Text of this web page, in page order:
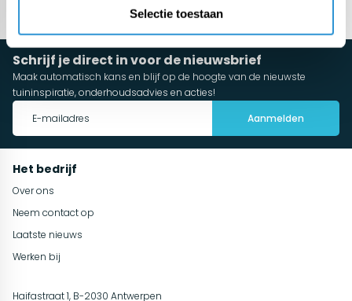
Selectie toestaan
Schrijf je direct in voor de nieuwsbrief
Maak automatisch kans en blijf op de hoogte van de nieuwste
tuininspiratie, onderhoudsadvies en acties!
Aanmelden
Het bedrijf
Over ons
Neem contact op
Laatste nieuws
Werken bij
Haifastraat 1, B-2030 Antwerpen